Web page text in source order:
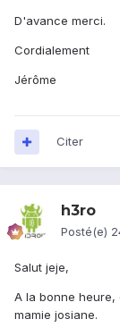
D'avance merci.
Cordialement
Jérôme
Citer
h3ro
Posté(e)
Salut jeje,
A la bonne
mamie josiane.